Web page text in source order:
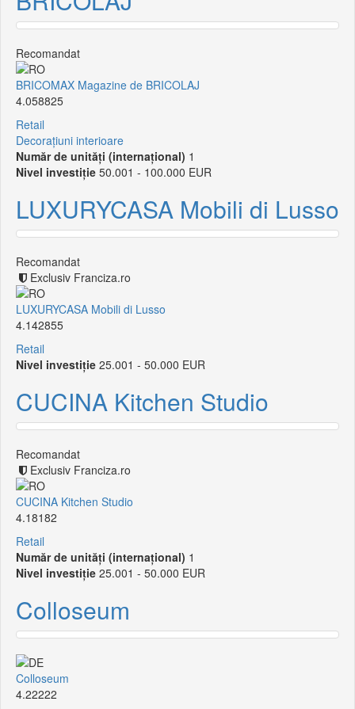
Recomandat
BRICOMAX Magazine de BRICOLAJ
4.058825
Retail
Decorațiuni interioare
Număr de unități (internațional) 1
Nivel investiție 50.001 - 100.000 EUR
LUXURYCASA Mobili di Lusso
Recomandat
Exclusiv Franciza.ro
LUXURYCASA Mobili di Lusso
4.142855
Retail
Nivel investiție 25.001 - 50.000 EUR
CUCINA Kitchen Studio
Recomandat
Exclusiv Franciza.ro
CUCINA Kitchen Studio
4.18182
Retail
Număr de unități (internațional) 1
Nivel investiție 25.001 - 50.000 EUR
Colloseum
Colloseum
4.22222